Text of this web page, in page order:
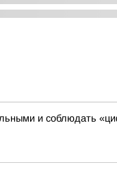
и соблюдать